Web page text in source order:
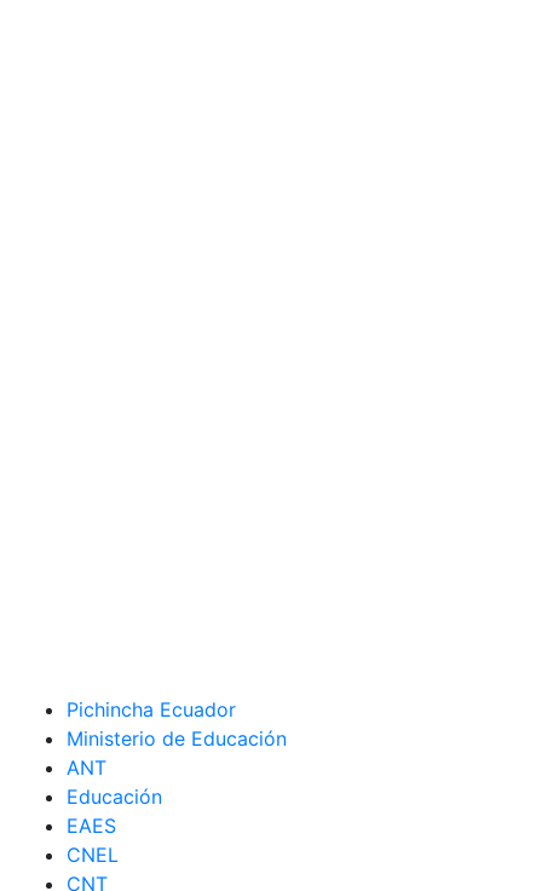
Pichincha Ecuador
Ministerio de Educación
ANT
Educación
EAES
CNEL
CNT